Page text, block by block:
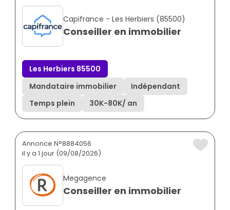
Capifrance - Les Herbiers (85500)
Conseiller en immobilier
Les Herbiers 85500
Mandataire immobilier
Indépendant
Temps plein
30K-80K/ an
Annonce N°8884056
il y a 1 jour (09/08/2026)
Megagence
Conseiller en immobilier